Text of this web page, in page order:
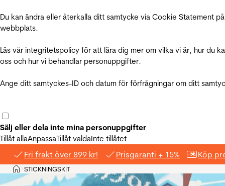
Du kan ändra eller återkalla ditt samtycke via Cookie Statement
webbplats.
Läs vår integritetspolicy för att lära dig mer om vilka vi är, hur du
oss och hur vi behandlar personuppgifter.
Ange ditt samtyckes-ID och datum för förfrågningar om ditt
Sälj eller dela inte mina personuppgifter
Tillåt allaAnpassaTillåt valdaInte tillåtet
Fri frakt över 899 kr! Prisgaranti + 15% Köp
Hem
>STICKNINGSKIT